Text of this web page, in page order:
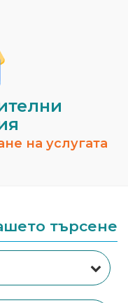
на услугата
търсене